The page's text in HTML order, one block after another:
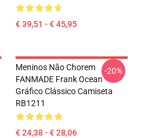
€ 39,51 - € 45,95
Meninos Não Chorem
FANMADE Frank Ocean
Gráfico Clássico Camiseta
RB1211
€ 24,38 - € 28,06
-20%